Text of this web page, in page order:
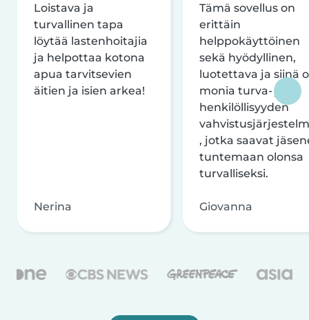
Loistava ja
turvallinen tapa
löytää lastenhoitajia
ja helpottaa kotona
apua tarvitsevien
äitien ja isien arkea!
Nerina
Tämä sovellus on
erittäin
helppokäyttöinen
sekä hyödyllinen,
luotettava ja siinä
monia turva- ja
henkilöllisyyden
, jotka saavat
tuntemaan olonsa
turvalliseksi.
Giovanna